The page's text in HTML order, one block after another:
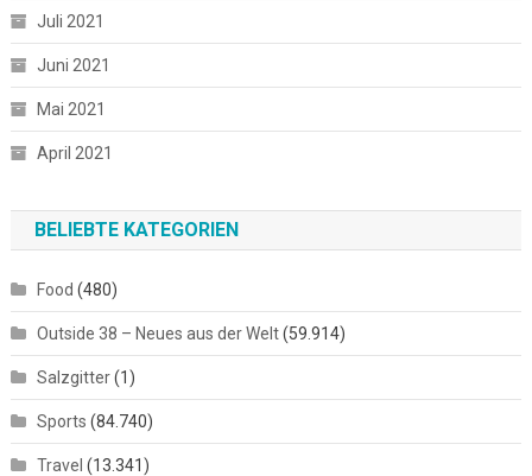
Juli 2021
Juni 2021
Mai 2021
April 2021
BELIEBTE KATEGORIEN
Food (480)
Outside 38 – Neues aus der Welt(59.914)
Salzgitter(1)
Sports (84.740)
Travel (13.341)